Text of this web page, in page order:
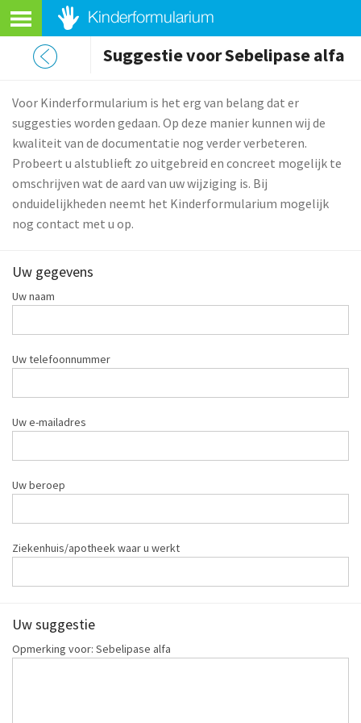
Suggestie voor Sebelipase alfa
Voor Kinderformularium is het erg van belang dat er
suggesties worden gedaan. Op deze manier kunnen wij de
kwaliteit van de documentatie nog verder verbeteren.
Probeert u alstublieft zo uitgebreid en concreet mogelijk te
omschrijven wat de aard van uw wijziging is. Bij
onduidelijkheden neemt het Kinderformularium mogelijk
nog contact met u op.
Uw gegevens
Uw naam
Uw telefoonnummer
Uw e-mailadres
Uw beroep
Ziekenhuis/apotheek waar u werkt
Uw suggestie
Opmerking voor: Sebelipase alfa